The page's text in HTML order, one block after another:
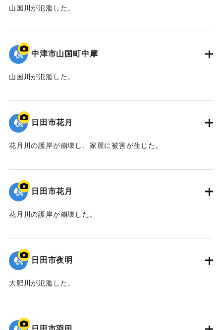
山国川が氾濫した。
｜固有コード:09922039
中津市山国町中摩
山国川が氾濫した。
｜固有コード:09922038
日田市花月
花月川の護岸が崩壊し、家屋に被害が生じた。
｜固有コード:09922037
日田市花月
花月川の護岸が崩壊した。
｜固有コード:09922036
日田市夜明
大肥川が氾濫した。
｜固有コード:09922035